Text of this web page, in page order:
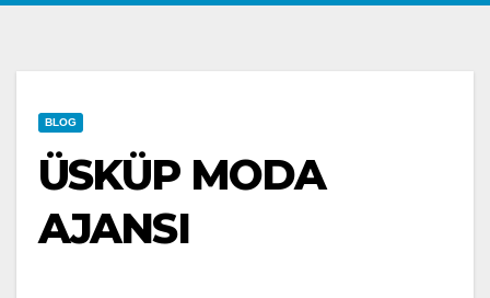
BLOG
ÜSKÜP MODA
AJANSI